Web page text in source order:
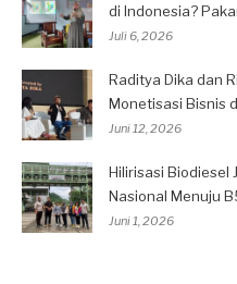
di Indonesia?
Juli 6, 2026
Raditya Dika dan
Monetisasi Bisnis
Juni 12, 2026
Hilirisasi Biodiesel
Nasional Menuju
Juni 1, 2026